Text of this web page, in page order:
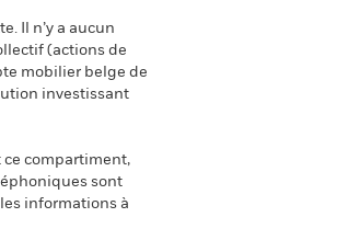
Il n’y a aucun
(actions de
mobilier belge de
investissant
ce compartiment,
sont
informations à